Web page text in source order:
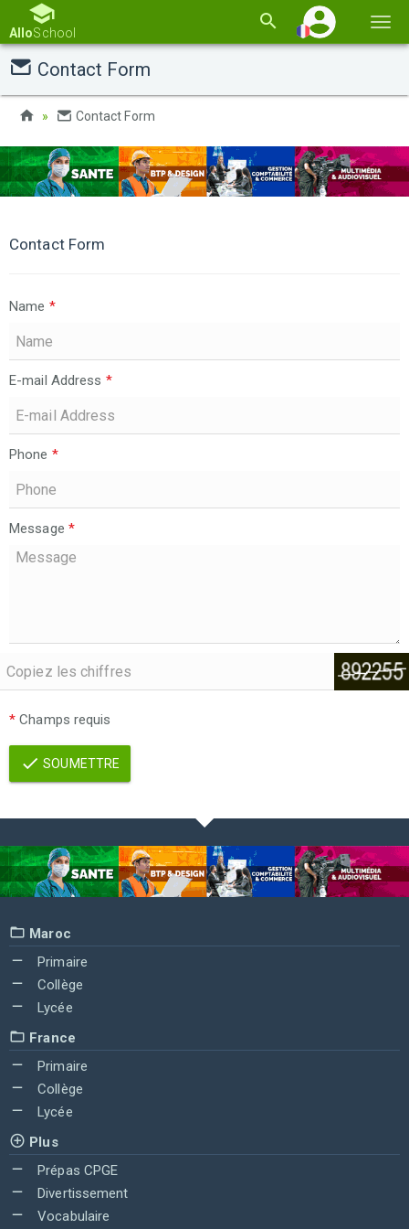
la
AlloSchool
Contact Form
Contact Form
Contact Form
Name *
E-mail Address *
Phone *
Message *
* Champs requis
SOUMETTRE
Maroc
Primaire
Collège
Lycée
France
Primaire
Collège
Lycée
Plus
Prépas CPGE
Divertissement
Vocabulaire